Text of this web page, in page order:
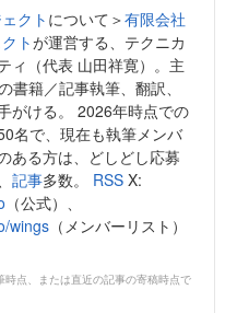
クトについて＞有限会社
トが運営する、テクニカ
ィ（代表 山田祥寛）。主
書籍／記事執筆、翻訳、
がける。 2026年時点での
名で、現在も執筆メンバ
ある方は、どしどし応募
記事多数。 RSS X:
（公式）、
wings （メンバーリスト）
時点、または直近の記事の寄稿時点で